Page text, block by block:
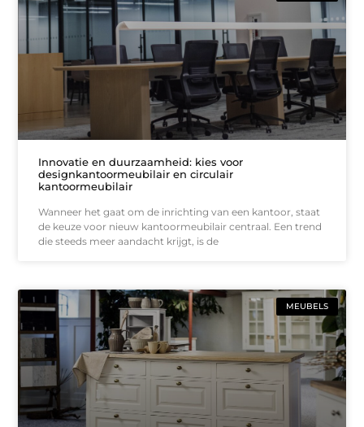
Innovatie en duurzaamheid: kies voor
designkantoormeubilair en circulair
kantoormeubilair
Wanneer het gaat om de inrichting van een kantoor, staat
de keuze voor nieuw kantoormeubilair centraal. Een trend
die steeds meer aandacht krijgt, is de
MEUBELS